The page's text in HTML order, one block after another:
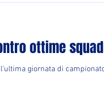
ottime
giornata di